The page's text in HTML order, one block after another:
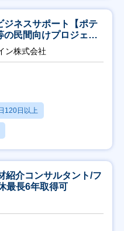
ジネスサポート【ポテ
の民間向けプロジェク
ン株式会社
120日以上
紹介コンサルタント/フ
最長6年取得可